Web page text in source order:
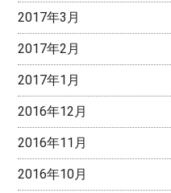
2017年3月
2017年2月
2017年1月
2016年12月
2016年11月
2016年10月